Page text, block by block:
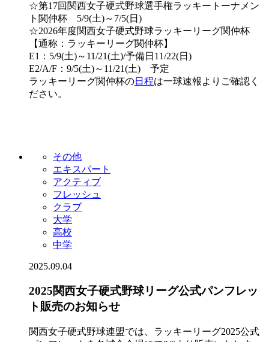
☆第17回関西女子硬式野球選手権ラッキートーナメン
ト関仲杯 5/9(土)～7/5(日)
☆2026年度関西女子硬式野球ラッキーリーグ関仲杯
【通称：ラッキーリーグ関仲杯】
E1：5/9(土)～11/21(土)/予備日11/22(日)
E2/A/F：9/5(土)～11/21(土) 予定
ラッキーリーグ関仲杯の日程は一球速報よりご確認く
ださい。
その他
エキスパート
アクティブ
フレッシュ
クラブ
大学
高校
中学
2025.09.04
2025関西女子硬式野球リーグ公式パンフレッ
ト販売のお知らせ
関西女子硬式野球連盟では、ラッキーリーグ2025公式